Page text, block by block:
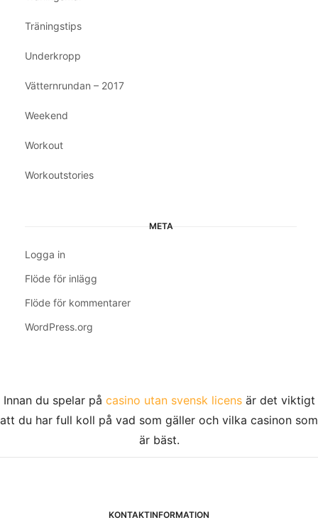
Träningstips
Underkropp
Vätternrundan – 2017
Weekend
Workout
Workoutstories
META
Logga in
Flöde för inlägg
Flöde för kommentarer
WordPress.org
Innan du spelar på casino utan svensk licensär det viktigt
att du har full koll på vad som gäller och vilka casinon som
är bäst.
KONTAKTINFORMATION